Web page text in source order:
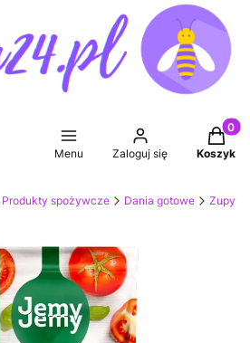
Menu Zaloguj się Koszyk
Produkty spożywcze Dania gotowe Zupy